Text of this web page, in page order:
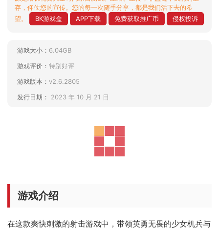
存，仰仗您的宣传。您的每一次随手分享，都是我们活下去的希
望。
BK游戏盒 APP下载 免费获取推广币 侵权投诉
游戏大小： 6.04GB
游戏评价： 特别好评
游戏版本： v2.6.2805
发行日期：
2023 年 10 月 21 日
游戏介绍
在这款爽快刺激的射击游戏中，带领英勇无畏的少女机兵与